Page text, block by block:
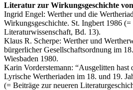
Literatur zur Wirkungsgeschichte von
Ingrid Engel: Werther und die
Wirkungsgeschichte. St. Ingbert 1986
Literaturwissenschaft, Bd. 13).
Klaus R. Scherpe: Werther und
bürgerlicher Gesellschaftsordnung im
Wiesbaden 1980.
Karin Vorderstemann: “Ausgelitten hast
Lyrische Wertheriaden im 18. und 19.
(= Beiträge zur neueren